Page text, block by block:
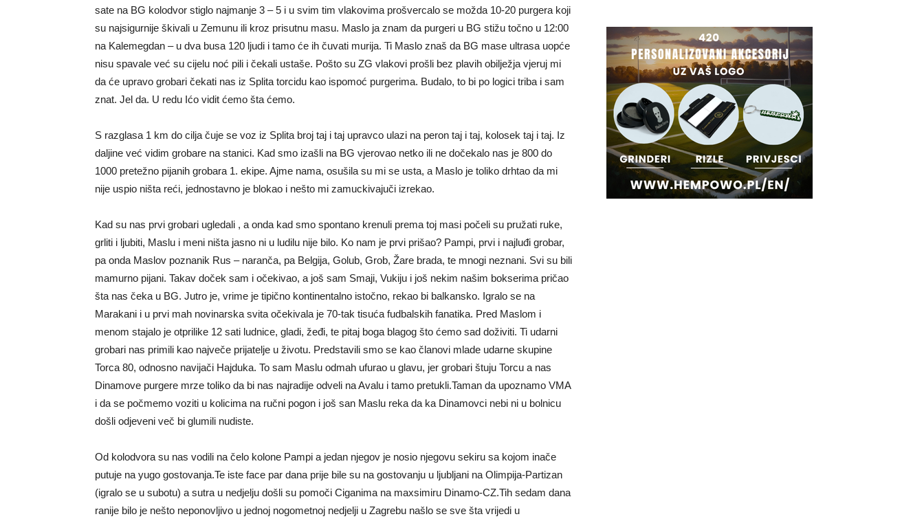
sate na BG kolodvor stiglo najmanje 3 – 5 i u svim tim vlakovima prošvercalo se možda 10-20 purgera koji
su najsigurnije škivali u Zemunu ili kroz prisutnu masu. Maslo ja znam da purgeri u BG stižu točno u 12:00
na Kalemegdan – u dva busa 120 ljudi i tamo će ih čuvati murija. Ti Maslo znaš da BG mase ultrasa uopće
nisu spavale već su cijelu noć pili i čekali ustaše. Pošto su ZG vlakovi prošli bez plavih obilježja vjeruj mi
da će upravo grobari čekati nas iz Splita torcidu kao ispomoć purgerima. Budalo, to bi po logici triba i sam
znat. Jel da. U redu Ićo vidit ćemo šta ćemo.
S razglasa 1 km do cilja čuje se voz iz Splita broj taj i taj upravco ulazi na peron taj i taj, kolosek taj i taj. Iz
daljine već vidim grobare na stanici. Kad smo izašli na BG vjerovao netko ili ne dočekalo nas je 800 do
1000 pretežno pijanih grobara 1. ekipe. Ajme nama, osušila su mi se usta, a Maslo je toliko drhtao da mi
nije uspio ništa reći, jednostavno je blokao i nešto mi zamuckivajuči izrekao.
Kad su nas prvi grobari ugledali , a onda kad smo spontano krenuli prema toj masi počeli su pružati ruke,
grliti i ljubiti, Maslu i meni ništa jasno ni u ludilu nije bilo. Ko nam je prvi prišao? Pampi, prvi i najluđi grobar,
pa onda Maslov poznanik Rus – naranča, pa Belgija, Golub, Grob, Žare brada, te mnogi neznani. Svi su bili
mamurno pijani. Takav doček sam i očekivao, a još sam Smaji, Vukiju i još nekim našim bokserima pričao
šta nas čeka u BG. Jutro je, vrime je tipično kontinentalno istočno, rekao bi balkansko. Igralo se na
Marakani i u prvi mah novinarska svita očekivala je 70-tak tisuća fudbalskih fanatika. Pred Maslom i
menom stajalo je otprilike 12 sati ludnice, gladi, žeđi, te pitaj boga blagog što ćemo sad doživiti. Ti udarni
grobari nas primili kao največe prijatelje u životu. Predstavili smo se kao članovi mlade udarne skupine
Torca 80, odnosno navijači Hajduka. To sam Maslu odmah ufurao u glavu, jer grobari štuju Torcu a nas
Dinamove purgere mrze toliko da bi nas najradije odveli na Avalu i tamo pretukli.Taman da upoznamo VMA
i da se počmemo voziti u kolicima na ručni pogon i još san Maslu reka da ka Dinamovci nebi ni u bolnicu
došli odjeveni več bi glumili nudiste.
Od kolodvora su nas vodili na čelo kolone Pampi a jedan njegov je nosio njegovu sekiru sa kojom inače
putuje na yugo gostovanja.Te iste face par dana prije bile su na gostovanju u ljubljani na Olimpija-Partizan
(igralo se u subotu) a sutra u nedjelju došli su pomoči Ciganima na maxsimiru Dinamo-CZ.Tih sedam dana
ranije bilo je nešto neponovljivo u jednoj nogometnoj nedjelji u Zagrebu našlo se sve šta vrijedi u